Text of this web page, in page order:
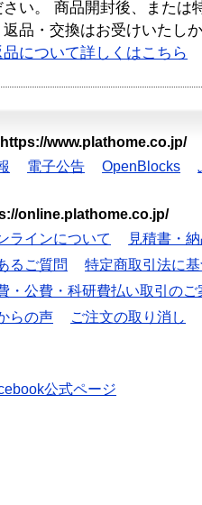
さい。 商品開封後、または
返品・交換はお受けいたし
品について詳しくはこちら
https://www.plathome.co.jp/
電子公告 OpenBlocks
online.plathome.co.jp/
ラインについて
見積書・
るご質問
特定商取引法に
・公費・科研費払い取引のご
らの声 ご注文の取り消し
公式ページ